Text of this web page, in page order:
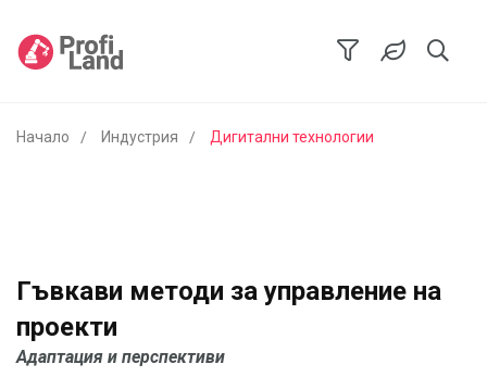
Начало Индустрия Дигитални технологии
Гъвкави методи за управление на
проекти
Адаптация и перспективи